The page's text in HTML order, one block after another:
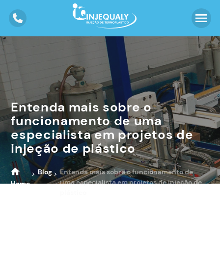
Entenda mais sobre o
funcionamento de uma
especialista em projetos de
injeção de plástico
Home
Blog
Entenda mais sobre o funcionamento de
uma especialista em projetos de injeção de